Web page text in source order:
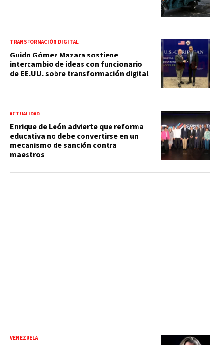
TRANSFORMACIÓN DIGITAL
Guido Gómez Mazara sostiene
intercambio de ideas con funcionario
de EE.UU. sobre transformación digital
ACTUALIDAD
Enrique de León advierte que reforma
educativa no debe convertirse en un
mecanismo de sanción contra
maestros
VENEZUELA